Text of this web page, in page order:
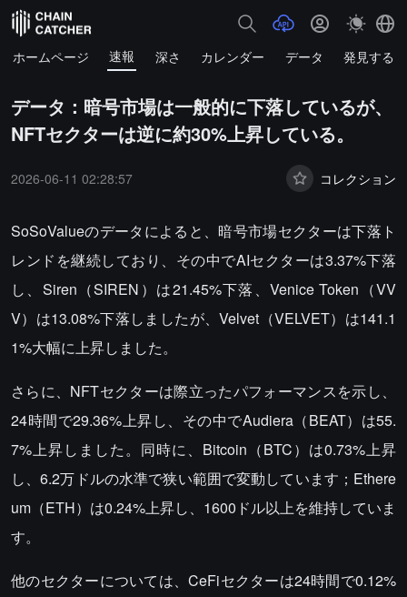
ホームページ 速報 深さ カレンダー データ 発見する
データ：暗号市場は一般的に下落しているが、
NFTセクターは逆に約30%上昇している。
2026-06-11 02:28:57 コレクション
SoSoValueのデータによると、暗号市場セクターは下落ト
レンドを継続しており、その中でAIセクターは3.37%下落
し、Siren（SIREN）は21.45%下落、Venice Token（VV
V）は13.08%下落しましたが、Velvet（VELVET）は141.1
1%大幅に上昇しました。
さらに、NFTセクターは際立ったパフォーマンスを示し、
24時間で29.36%上昇し、その中でAudiera（BEAT）は55.
7%上昇しました。同時に、Bitcoin（BTC）は0.73%上昇
し、6.2万ドルの水準で狭い範囲で変動しています；Ethere
um（ETH）は0.24%上昇し、1600ドル以上を維持していま
す。
他のセクターについては、CeFiセクターは24時間で0.12%